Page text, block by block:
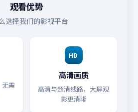
观看优势
选择我们的影视平台
无需
HD
高清画质
高清与超清线路，大屏观
影更清晰